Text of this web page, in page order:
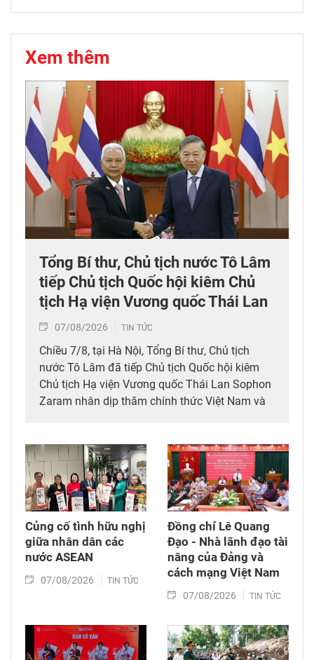
Xem thêm
Tổng Bí thư, Chủ tịch nước Tô Lâm
tiếp Chủ tịch Quốc hội kiêm Chủ
tịch Hạ viện Vương quốc Thái Lan
07/08/2026 TIN TỨC
Chiều 7/8, tại Hà Nội, Tổng Bí thư, Chủ tịch
nước Tô Lâm đã tiếp Chủ tịch Quốc hội kiêm
Chủ tịch Hạ viện Vương quốc Thái Lan Sophon
Zaram nhân dịp thăm chính thức Việt Nam và
(6/8/1976 – 6/8/2026).
Củng cố tình hữu nghị
giữa nhân dân các
nước ASEAN
07/08/2026 TIN TỨC
Đồng chí Lê Quang
Đạo - Nhà lãnh đạo tài
năng của Đảng và
cách mạng Việt Nam​
07/08/2026 TIN TỨC